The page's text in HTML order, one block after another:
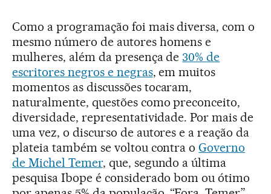
Como a programação foi mais diversa, com o
mesmo número de autores homens e
mulheres, além da presença de 30% de
escritores negros e negras, em muitos
momentos as discussões tocaram,
naturalmente, questões como preconceito,
diversidade, representatividade. Por mais de
uma vez, o discurso de autores e a reação da
plateia também se voltou contra oGoverno
de Michel Temer, que, segundo a última
pesquisa Ibope é considerado bom ou ótimo